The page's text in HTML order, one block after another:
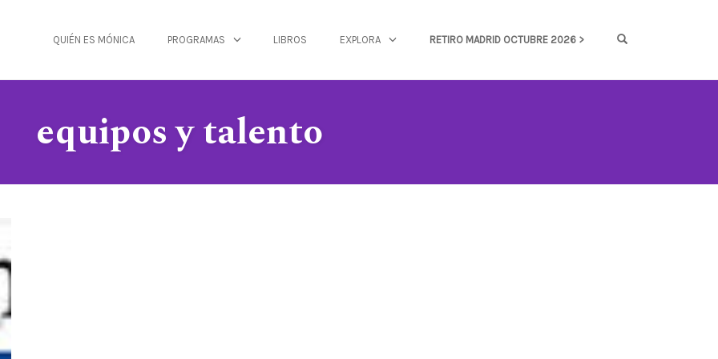
QUIÉN ES MÓNICA PROGRAMAS LIBROS EXPLORA RETIRO MADRID OCTUBRE 2026 > OPEN SEARCH
equipos y talento